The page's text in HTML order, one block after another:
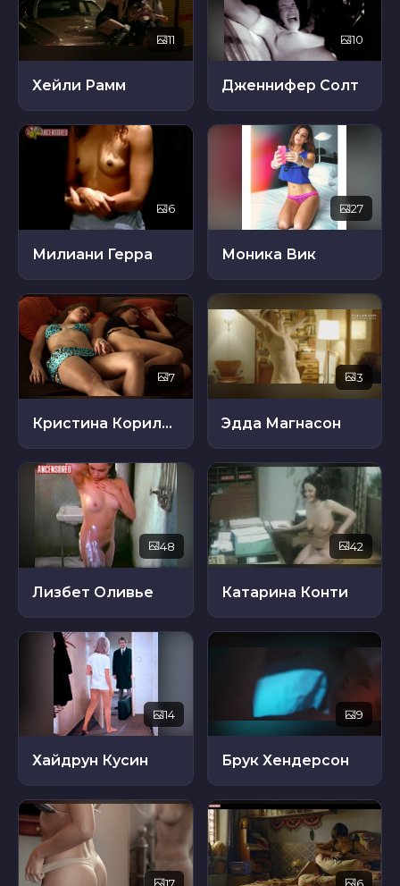
11
Хейли Рамм
10
Дженнифер Солт
6
Милиани Герра
27
Моника Вик
7
Кристина Корильяно
3
Эдда Магнасон
48
Лизбет Оливье
42
Катарина Конти
14
Хайдрун Кусин
9
Брук Хендерсон